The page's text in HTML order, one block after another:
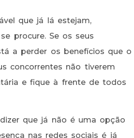
que já lá estejam,
procure. Se os seus
a perder os benefícios que o
concorrentes não tiverem
e fique à frente de todos
que já não é uma opção
nas redes sociais é já